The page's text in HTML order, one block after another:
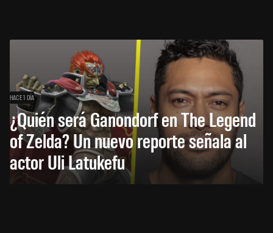
HACE 1 DÍA
¿Quién será Ganondorf en The Legend
of Zelda? Un nuevo reporte señala al
actor Uli Latukefu